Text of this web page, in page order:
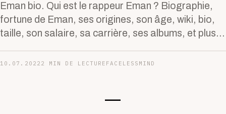
Eman bio. Qui est le rappeur Eman ? Biographie,
fortune de Eman, ses origines, son âge, wiki, bio,
taille, son salaire, sa carrière, ses albums, et plus...
10.07.2022 2 MIN DE LECTURE FACELESSMIND
—-